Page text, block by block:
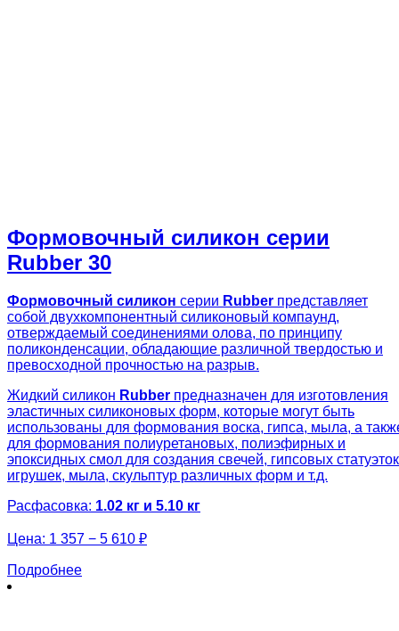
Формовочный силикон серии
Rubber 30
Формовочный силикон серии Rubber представляет
собой двухкомпонентный силиконовый компаунд,
отверждаемый соединениями олова, по принципу
поликонденсации, обладающие различной твердостью и
превосходной прочностью на разрыв.
Жидкий силикон Rubber предназначен для изготовления
эластичных силиконовых форм, которые могут быть
использованы для формования воска, гипса, мыла, а
для формования полиуретановых, полиэфирных и
эпоксидных смол для создания свечей, гипсовых
игрушек, мыла, скульптур различных форм и т.д.
Расфасовка: 1.02 кг и 5.10 кг
Цена: 1 357 − 5 610 ₽
Подробнее